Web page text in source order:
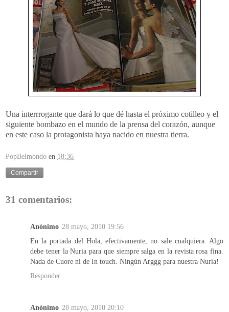
Una interrrogante que dará lo que dé hasta el próximo cotilleo y el
siguiente bombazo en el mundo de la prensa del corazón, aunque
en este caso la protagonista haya nacido en nuestra tierra.
PopBelmondo en 18:36
Compartir
31 comentarios:
Anónimo 28 mayo, 2010 19:56
En la portada del Hola, efectivamente, no sale cualquiera. Algo
debe tener la Nuria para que siempre salga en la revista rosa fina.
Nada de Cuore ni de In touch. Ningún Arggg para nuestra Nuria!
Responder
Anónimo 28 mayo, 2010 20:10